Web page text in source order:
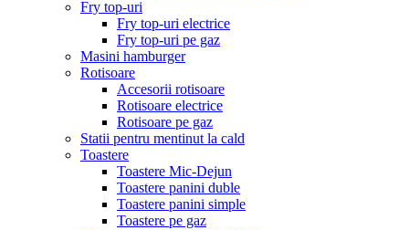
Fry top-uri
Fry top-uri electrice
Fry top-uri pe gaz
Masini hamburger
Rotisoare
Accesorii rotisoare
Rotisoare electrice
Rotisoare pe gaz
Statii pentru mentinut la cald
Toastere
Toastere Mic-Dejun
Toastere panini duble
Toastere panini simple
Toastere pe gaz